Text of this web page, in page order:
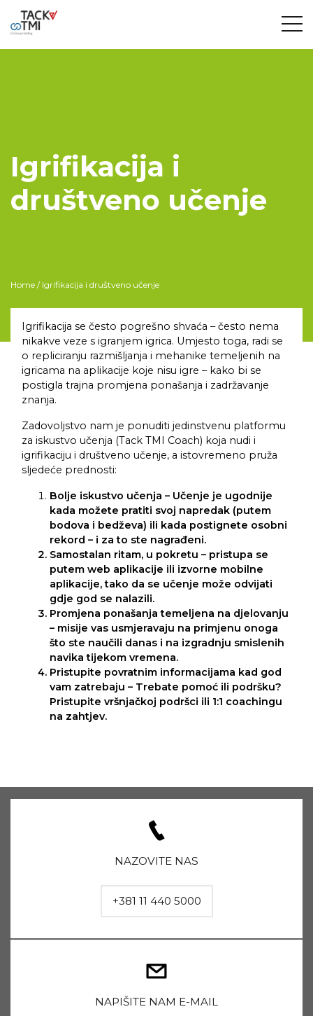
Igrifikacija i
društveno učenje
Home / Igrifikacija i društveno učenje
Igrifikacija se često pogrešno shvaća – često nema
nikakve veze s igranjem igrica. Umjesto toga, radi se
o repliciranju razmišljanja i mehanike temeljenih na
igricama na aplikacije koje nisu igre – kako bi se
postigla trajna promjena ponašanja i zadržavanje
znanja.
Zadovoljstvo nam je ponuditi jedinstvenu platformu
za iskustvo učenja (Tack TMI Coach) koja nudi i
igrifikaciju i društveno učenje, a istovremeno pruža
sljedeće prednosti:
Bolje iskustvo učenja – Učenje je ugodnije
kada možete pratiti svoj napredak (putem
bodova i bedževa) ili kada postignete osobni
rekord – i za to ste nagrađeni.
Samostalan ritam, u pokretu – pristupa se
putem web aplikacije ili izvorne mobilne
aplikacije, tako da se učenje može odvijati
gdje god se nalazili.
Promjena ponašanja temeljena na djelovanju
– misije vas usmjeravaju na primjenu onoga
što ste naučili danas i na izgradnju smislenih
navika tijekom vremena.
Pristupite povratnim informacijama kad god
vam zatrebaju – Trebate pomoć ili podršku?
Pristupite vršnjačkoj podršci ili 1:1 coachingu
na zahtjev.
NAZOVITE NAS
+381 11 440 5000
NAPIŠITE NAM E-MAIL